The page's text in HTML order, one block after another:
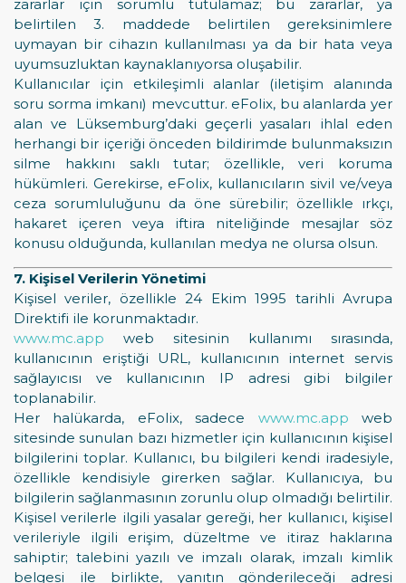
zararlar için sorumlu tutulamaz; bu zararlar, ya
belirtilen 3. maddede belirtilen gereksinimlere
uymayan bir cihazın kullanılması ya da bir hata veya
uyumsuzluktan kaynaklanıyorsa oluşabilir.
Kullanıcılar için etkileşimli alanlar (iletişim alanında
soru sorma imkanı) mevcuttur. eFolix, bu alanlarda yer
alan ve Lüksemburg’daki geçerli yasaları ihlal eden
herhangi bir içeriği önceden bildirimde bulunmaksızın
silme hakkını saklı tutar; özellikle, veri koruma
hükümleri. Gerekirse, eFolix, kullanıcıların sivil ve/veya
ceza sorumluluğunu da öne sürebilir; özellikle ırkçı,
hakaret içeren veya iftira niteliğinde mesajlar söz
konusu olduğunda, kullanılan medya ne olursa olsun.
7. Kişisel Verilerin Yönetimi
Kişisel veriler, özellikle 24 Ekim 1995 tarihli Avrupa
Direktifi ile korunmaktadır.
www.mc.app web sitesinin kullanımı sırasında,
kullanıcının eriştiği URL, kullanıcının internet servis
sağlayıcısı ve kullanıcının IP adresi gibi bilgiler
toplanabilir.
Her halükarda, eFolix, sadece www.mc.app web
sitesinde sunulan bazı hizmetler için kullanıcının kişisel
bilgilerini toplar. Kullanıcı, bu bilgileri kendi iradesiyle,
özellikle kendisiyle girerken sağlar. Kullanıcıya, bu
bilgilerin sağlanmasının zorunlu olup olmadığı belirtilir.
Kişisel verilerle ilgili yasalar gereği, her kullanıcı, kişisel
verileriyle ilgili erişim, düzeltme ve itiraz haklarına
sahiptir; talebini yazılı ve imzalı olarak, imzalı kimlik
belgesi ile birlikte, yanıtın gönderileceği adresi